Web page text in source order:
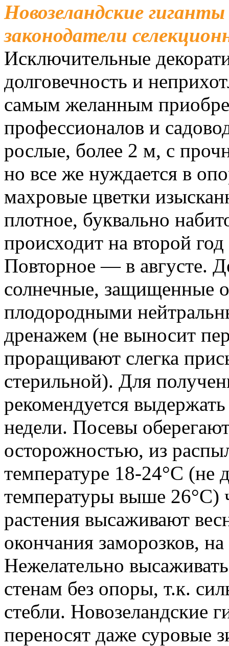
Новозеландские
законодатели
Исключительные
долговечность и
самым желанным
профессионалов и
рослые, более 2 м, с
но все же нуждается в
махровые цветки
плотное, буквально
происходит на второй
Повторное — в августе.
солнечные, защищенные
плодородными
дренажем (не выносит
проращивают слегка
стерильной). Для
рекомендуется
недели. Посевы
осторожностью, из
температуре 18-24°С (не
температуры выше 26°С)
растения высаживают
окончания заморозков,
Нежелательно
стенам без опоры, т.к.
стебли. Новозеландские
переносят даже суровые